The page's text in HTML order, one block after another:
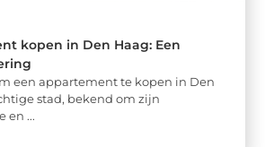
kopen in Den Haag: Een
een appartement te kopen in Den
stad, bekend om zijn
en ...